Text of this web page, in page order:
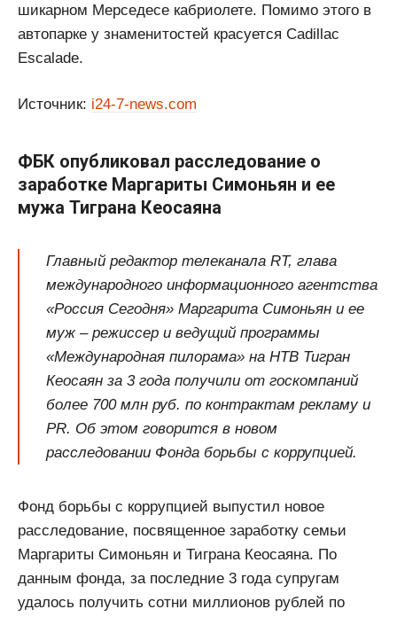
шикарном Мерседесе кабриолете. Помимо этого в
автопарке у знаменитостей красуется Cadillac
Escalade.
Источник: i24-7-news.com
ФБК опубликовал расследование о
заработке Маргариты Симоньян и ее
мужа Тиграна Кеосаяна
Главный редактор телеканала RT, глава
международного информационного агентства
«Россия Сегодня» Маргарита Симоньян и ее
муж – режиссер и ведущий программы
«Международная пилорама» на НТВ Тигран
Кеосаян за 3 года получили от госкомпаний
более 700 млн руб. по контрактам рекламу и
PR. Об этом говорится в новом
расследовании Фонда борьбы с коррупцией.
Фонд борьбы с коррупцией выпустил новое
расследование, посвященное заработку семьи
Маргариты Симоньян и Тиграна Кеосаяна. По
данным фонда, за последние 3 года супругам
удалось получить сотни миллионов рублей по